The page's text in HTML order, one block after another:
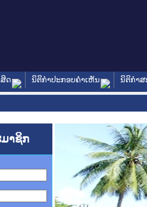
ດ ນິຕິກໍາປະກອບຄໍາເຫັນ ນິຕິກໍາສ
າຊິກ